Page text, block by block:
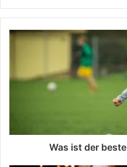
Was ist der